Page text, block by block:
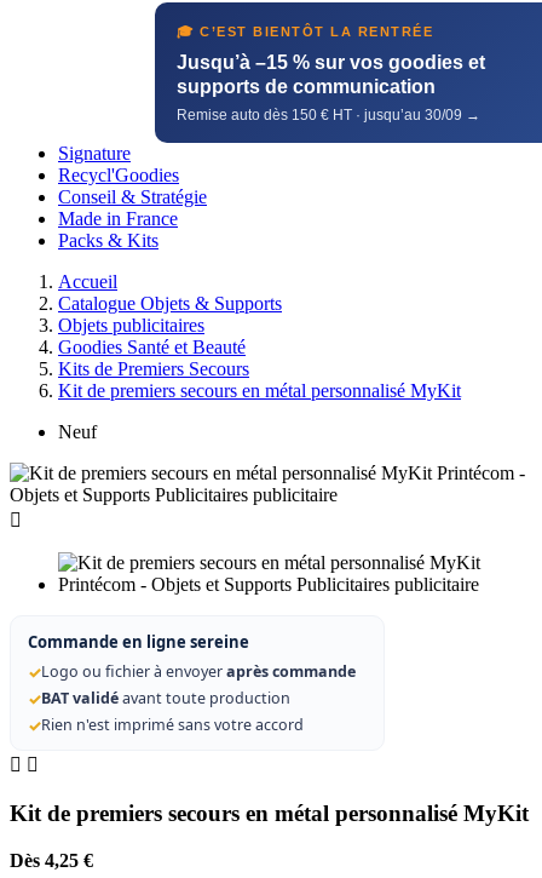
🎓 C’EST BIENTÔT LA RENTRÉE
Jusqu’à –15 % sur vos goodies et
supports de communication
Remise auto dès 150 € HT · jusqu’au 30/09 →
Signature
Recycl'Goodies
Conseil & Stratégie
Made in France
Packs & Kits
Accueil
Catalogue Objets & Supports
Objets publicitaires
Goodies Santé et Beauté
Kits de Premiers Secours
Kit de premiers secours en métal personnalisé MyKit
Neuf

Commande en ligne sereine
✓Logo ou fichier à envoyeraprès commande
✓BAT validéavant toute production
✓Rien n'est imprimé sans votre accord
 
Kit de premiers secours en métal personnalisé MyKit
Dès 4,25 €